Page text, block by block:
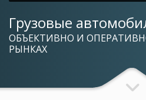
Грузовые
ОБЪЕКТИВНО И
РЫНКАХ